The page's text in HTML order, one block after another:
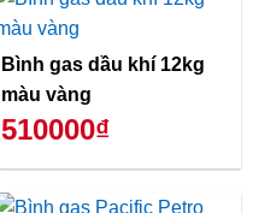
Bình gas dầu khí 12kg
màu vàng
510000₫